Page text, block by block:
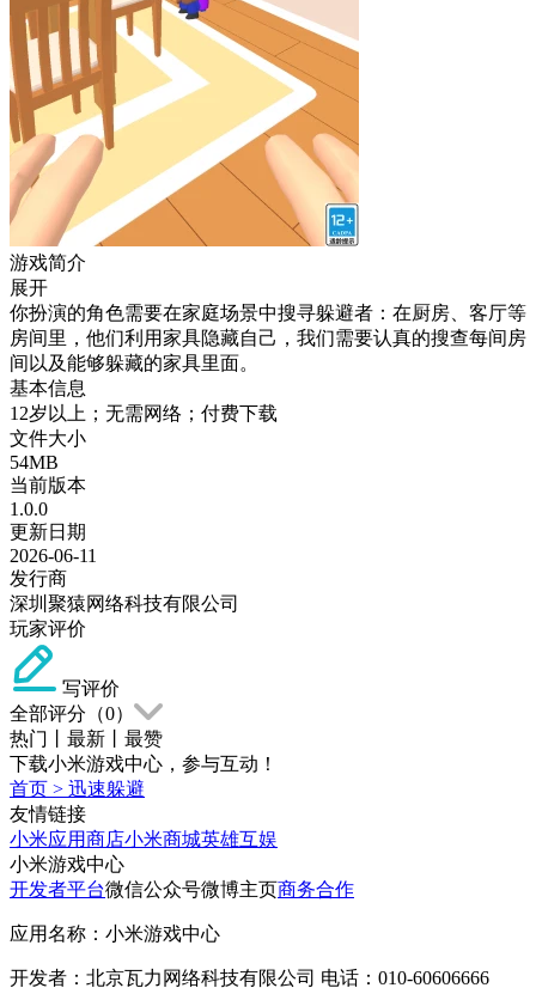
游戏简介
展开
你扮演的角色需要在家庭场景中搜寻躲避者：在厨房、客厅等
房间里，他们利用家具隐藏自己，我们需要认真的搜查每间房
间以及能够躲藏的家具里面。
基本信息
12岁以上；无需网络；付费下载
文件大小
54MB
当前版本
1.0.0
更新日期
2026-06-11
发行商
深圳聚猿网络科技有限公司
玩家评价
写评价
全部评分（0）
热门
最新
最赞
下载小米游戏中心，参与互动！
首页 > 迅速躲避
友情链接
小米应用商店小米商城英雄互娱
小米游戏中心
开发者平台微信公众号微博主页商务合作
应用名称：小米游戏中心
开发者：北京瓦力网络科技有限公司 电话：010-60606666